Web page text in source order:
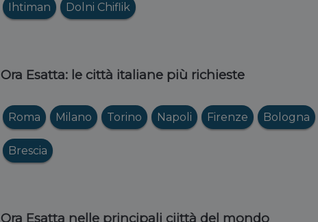
Ihtiman Dolni Chiflik
Ora Esatta: le città italiane più richieste
Roma Milano Torino Napoli Firenze Bologna
Brescia
Ora Esatta nelle principali ciittà del mondo